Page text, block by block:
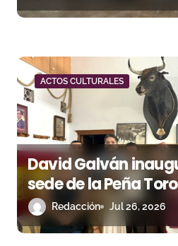
ACTOS CULTURALES
David Galván
sede de la Peña
Aguardiente de San
Redacción Jul 26, 2026